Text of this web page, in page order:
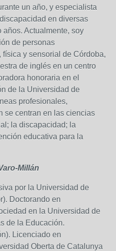
un año, y especialista
en diversas
Actualmente, soy
de personas
y sensorial de Córdoba,
de inglés en un centro
honoraria en el
de la Universidad de
profesionales,
se centran en las ciencias
la discapacidad; la
educativa para la
Millán
por la Universidad de
Doctorando en
en la Universidad de
de la Educación.
Licenciado en
Oberta de Catalunya